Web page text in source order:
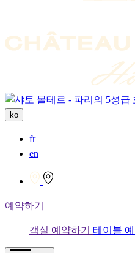
ko
fr
en
예약하기
객실 예약하기 테이블